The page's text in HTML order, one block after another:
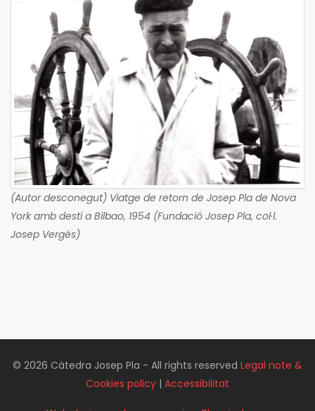
(Autor desconegut) Viatge de retorn de Josep Pla de Nova
York amb destí a Bilbao, 1954 (Fundació Josep Pla, col·l.
Josep Vergés)
© 2026 Cátedra Josep Pla - All rights reserved Legal note &
Cookies policy | Accessibilitat